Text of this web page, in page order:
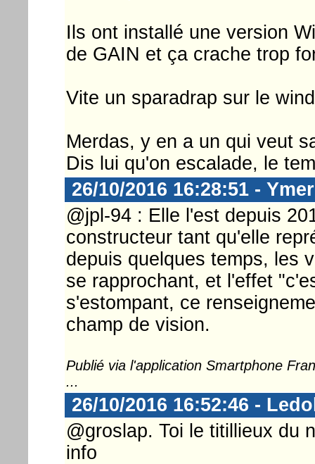
Ils ont installé une version
de GAIN et ça crache trop
Vite un sparadrap sur le
Merdas, y en a un qui veut
Dis lui qu'on escalade, le
26/10/2016 16:28:51 -
@jpl-94 : Elle l'est depuis
constructeur tant qu'elle
depuis quelques temps, les
se rapprochant, et l'effet
s'estompant, ce
champ de vision.
Publié via l'application Smartphone
...
26/10/2016 16:52:46 -
@groslap. Toi le titillieux du
info